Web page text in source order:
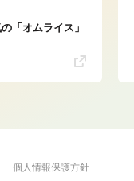
「オムライス」
個人情報保護方針